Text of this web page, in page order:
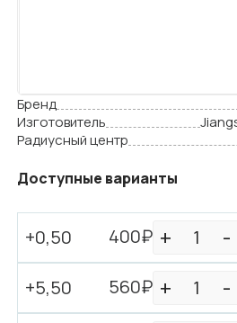
Бренд
Изготовитель
Радиусный центр
Доступные варианты
+0,50 400₽
+5,50 560₽